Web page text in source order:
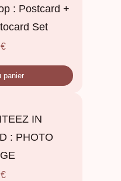
: Postcard +
Set
€
panier
IN
: PHOTO
€